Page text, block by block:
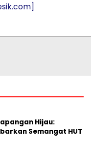
Hijau:
Semangat HUT